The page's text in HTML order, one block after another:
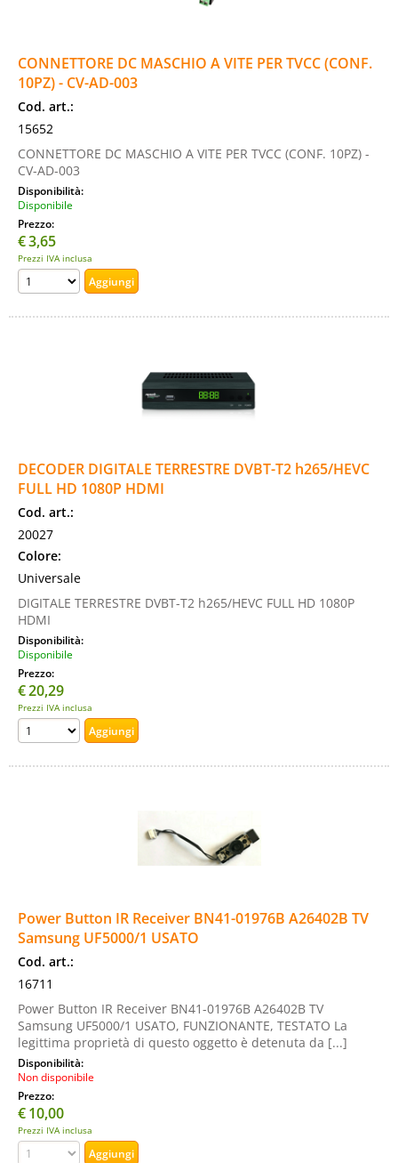
CONNETTORE DC MASCHIO A VITE PER TVCC (CONF.
10PZ) - CV-AD-003
Cod. art.:
15652
CONNETTORE DC MASCHIO A VITE PER TVCC (CONF. 10PZ) -
CV-AD-003
Disponibilità:
Disponibile
Prezzo:
€3,65
Prezzi IVA inclusa
DECODER DIGITALE TERRESTRE DVBT-T2 h265/HEVC
FULL HD 1080P HDMI
Cod. art.:
20027
Colore:
Universale
DIGITALE TERRESTRE DVBT-T2 h265/HEVC FULL HD 1080P
HDMI
Disponibilità:
Disponibile
Prezzo:
€20,29
Prezzi IVA inclusa
Power Button IR Receiver BN41-01976B A26402B TV
Samsung UF5000/1 USATO
Cod. art.:
16711
Power Button IR Receiver BN41-01976B A26402B TV
Samsung UF5000/1 USATO, FUNZIONANTE, TESTATO La
legittima proprietà di questo oggetto è detenuta da [...]
Disponibilità:
Non disponibile
Prezzo:
€10,00
Prezzi IVA inclusa